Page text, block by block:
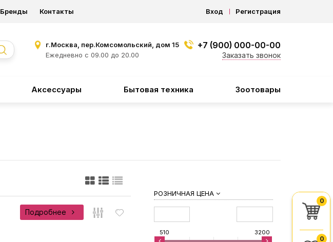
Бренды Контакты Вход Регистрация
г.Москва, пер.Комсомольский, дом 15
Ежедневно с 09.00 до 20.00
+7 (900) 000-00-00
Заказать звонок
Аксессуары Бытовая техника Зоотовары
РОЗНИЧНАЯ ЦЕНА
510 3200
Подробнее
0
0